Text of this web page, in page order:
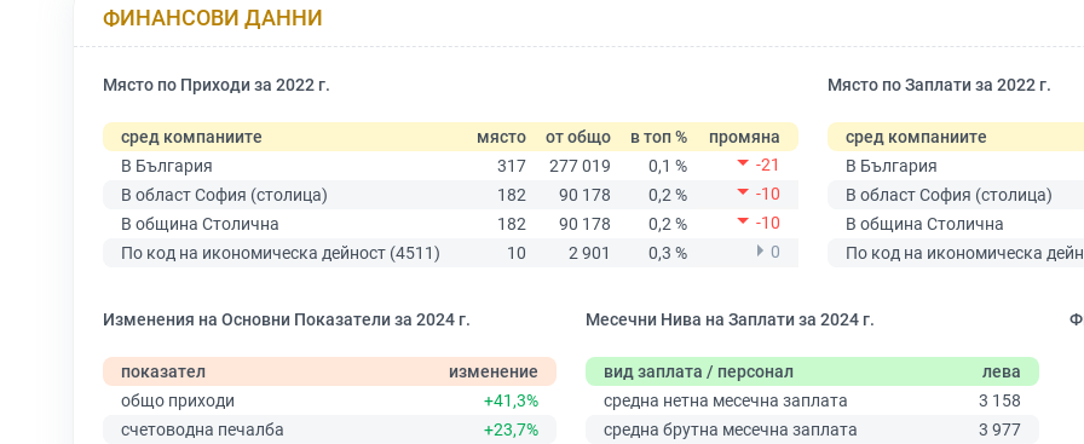
ФИНАНСОВИ ДАННИ
Място по Приходи за 2022 г.
сред компаниите място от общо в топ %
промяна
В България
317 277 019 0,1 %
-21
В област София (столица)
182 90 178 0,2 %
-10
В община Столична
182 90 178 0,2 %
-10
По код на икономическа дейност (4511)
10 2 901 0,3 % 0
Място по Заплати за 2022 г.
сред компаниите
В България
В област София (столица)
В община Столична
По код на икономическа
Изменения на Основни Показатели за 2024 г.
показател
изменение
общо приходи
+41,3%
счетоводна печалба
+23,7%
Месечни Нива на Заплати за 2024 г.
вид заплата / персонал
лева
средна нетна месечна заплата
3 158
средна брутна месечна заплата
3 977